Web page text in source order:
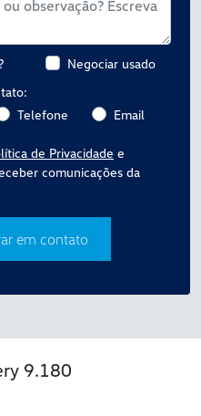
Negociar usado
Telefone Email
de Privacidade e
comunicações da
em contato
9.180